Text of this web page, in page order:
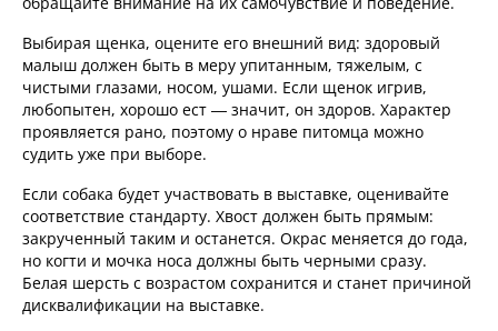
Выбирая щенка, оцените его внешний вид: здоровый
малыш должен быть в меру упитанным, тяжелым, с
чистыми глазами, носом, ушами. Если щенок игрив,
любопытен, хорошо ест — значит, он здоров. Характер
проявляется рано, поэтому о нраве питомца можно
судить уже при выборе.
Если собака будет участвовать в выставке, оценивайте
соответствие стандарту. Хвост должен быть прямым:
закрученный таким и останется. Окрас меняется до года,
но когти и мочка носа должны быть черными сразу.
Белая шерсть с возрастом сохранится и станет причиной
дисквалификации на выставке.